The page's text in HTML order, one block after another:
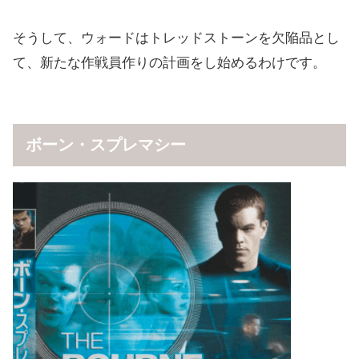
そうして、ウォードはトレッドストーンを欠陥品とし
て、新たな作戦員作りの計画をし始めるわけです。
ボーン・スプレマシー